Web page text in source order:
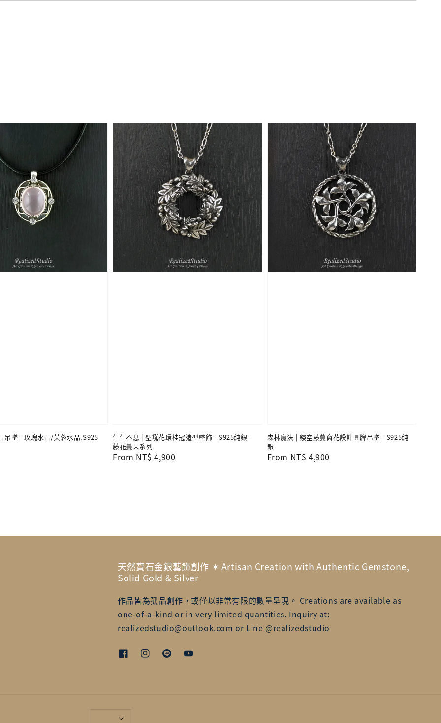
吊墜 - 玫瑰水晶/芙蓉水晶.S925
生生不息 | 聖誕花環桂冠造型墜飾 - S925純銀 -
藤花蔓果系列
Regular
From NT$ 4,900
森林魔法 | 鏤空藤蔓窗花設計圓牌吊墜 - S925純
銀
Regular
From NT$ 4,900
天然寶石金銀藝飾創作 ✶ Artisan Creation with Authentic Gemstone,
Solid Gold & Silver
作品皆為孤品創作，或僅以非常有限的數量呈現。 Creations are available as
one-of-a-kind or in very limited quantities. Inquiry at:
realizedstudio@outlook.com or Line @realizedstudio